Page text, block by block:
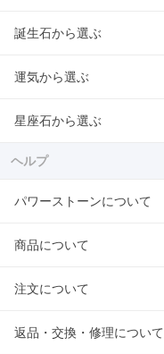
誕生石から選ぶ
運気から選ぶ
星座石から選ぶ
ヘルプ
パワーストーンについて
商品について
注文について
返品・交換・修理について